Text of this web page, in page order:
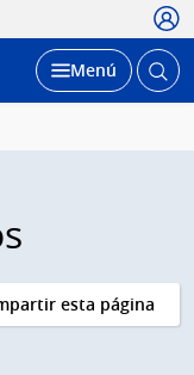
Desplegar
Menú Abrir
esta página